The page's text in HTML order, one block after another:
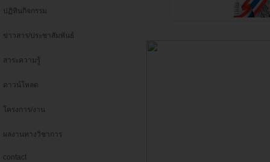
ปฏิทินกิจกรรม
ข่าวสาร/ประชาสัมพันธ์
สาระความรู้
ดาวน์โหลด
โครงการ/งาน
ผลงานทางวิชาการ
contact